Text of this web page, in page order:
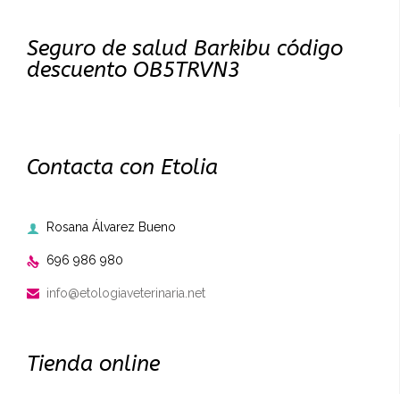
Seguro de salud Barkibu código
descuento OB5TRVN3
Contacta con Etolia
 Rosana Álvarez Bueno
 696 986 980
 info@etologiaveterinaria.net
Tienda online